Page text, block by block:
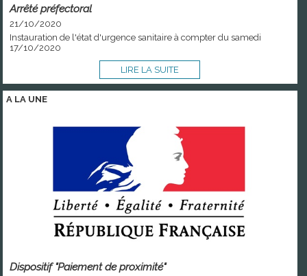
Arrêté préfectoral
21/10/2020
Instauration de l'état d'urgence sanitaire à compter du samedi
17/10/2020
LIRE LA SUITE
A LA UNE
Dispositif "Paiement de proximité"